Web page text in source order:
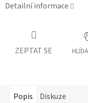
Detailní informace
ZEPTAT SE
Popis Diskuze